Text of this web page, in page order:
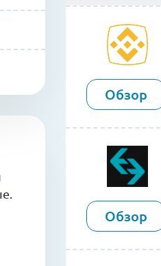
Обзор
Обзор